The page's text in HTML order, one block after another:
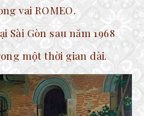
vai ROMEO.
Sài Gòn sau năm 1968
một thời gian dài.